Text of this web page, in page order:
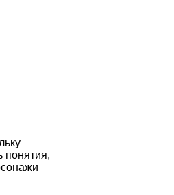
понятия,